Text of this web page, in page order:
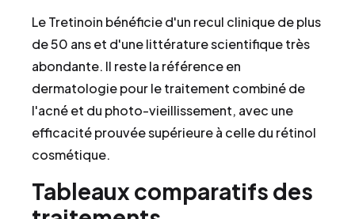
Le Tretinoin bénéficie d'un recul clinique de plus
de 50 ans et d'une littérature scientifique très
abondante. Il reste la référence en
dermatologie pour le traitement combiné de
l'acné et du photo-vieillissement, avec une
efficacité prouvée supérieure à celle du rétinol
cosmétique.
Tableaux comparatifs des